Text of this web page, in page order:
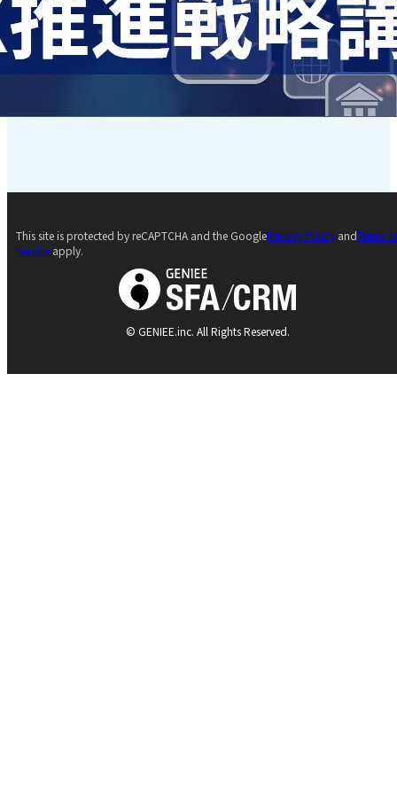
© GENIEE.inc. All Rights Reserved.
This site is protected by reCAPTCHA and the GooglePrivacy Policy andTerms
Service apply.